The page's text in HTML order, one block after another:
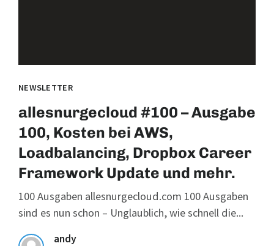
NEWSLETTER
allesnurgecloud #100 – Ausgabe
100, Kosten bei AWS,
Loadbalancing, Dropbox Career
Framework Update und mehr.
100 Ausgaben allesnurgecloud.com 100 Ausgaben
sind es nun schon – Unglaublich, wie schnell die...
andy